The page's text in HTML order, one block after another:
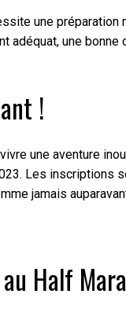
une préparation
adéquat, une
!
une aventure
Les inscriptions
jamais
Half